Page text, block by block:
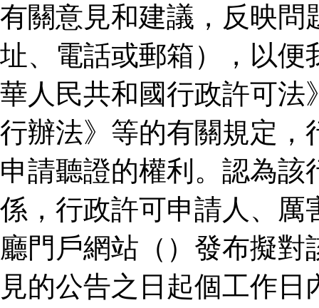
有關意見和建議，反映問
址、電話或郵箱），以便
華人民共和國行政許可法
行辦法》等的有關規定，
申請聽證的權利。認為
係，行政許可申請人、厲
廳門戶網站（）發布擬
見的公告之日起個工作